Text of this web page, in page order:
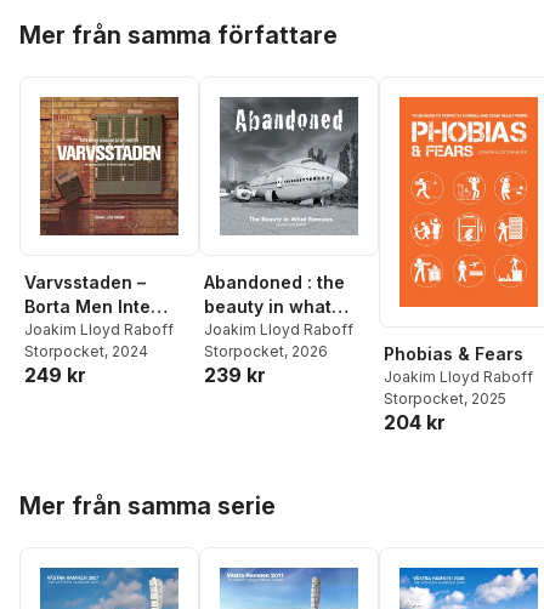
Mer från samma författare
Varvsstaden –
Borta Men Inte
Glömd – Malmös
Maritima Arv
Joakim Lloyd Raboff
Storpocket, 2024
249 kr
Abandoned : the
beauty in what
remains
Joakim Lloyd Raboff
Storpocket, 2026
239 kr
Phobias & Fears
Joakim Lloyd Raboff
Storpocket, 2025
204 kr
Mer från samma serie